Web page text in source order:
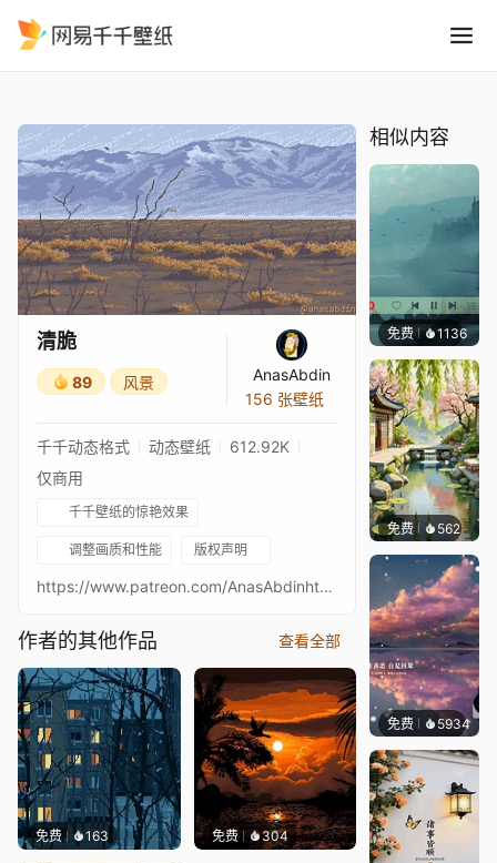
清脆
89 风景
AnasAbdin
156 张壁纸
千千动态格式 动态壁纸
612.92K
仅商用
千千壁纸的惊艳效果
调整画质和性能 版权声明
https://www.patreon.com/AnasAbdinhttps://twitter.com/AnasAbdin/https://www.instagram.com/anasabdin/https://anasabdin.tumblr.com/https://facebook.com/anastronautgames/
作者的其他作品 查看全部
免费 163 免费 304
相似内容
免费 1136冰茶
免费 562渔小小
免费 5934冰茶